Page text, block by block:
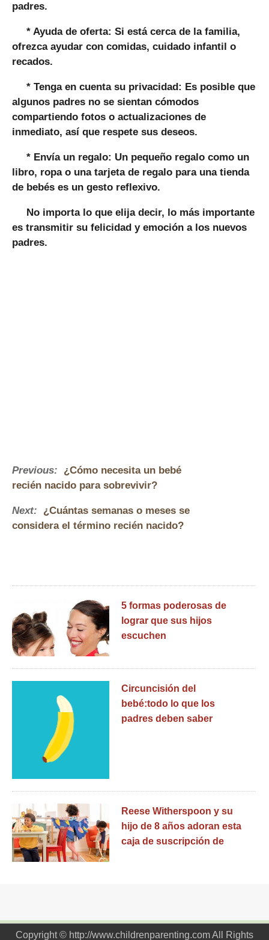
padres.
* Ayuda de oferta: Si está cerca de la familia,
ofrezca ayudar con comidas, cuidado infantil o
recados.
* Tenga en cuenta su privacidad: Es posible que
algunos padres no se sientan cómodos
compartiendo fotos o actualizaciones de
inmediato, así que respete sus deseos.
* Envía un regalo: Un pequeño regalo como un
libro, ropa o una tarjeta de regalo para una tienda
de bebés es un gesto reflexivo.
No importa lo que elija decir, lo más importante
es transmitir su felicidad y emoción a los nuevos
padres.
Previous:
¿Cómo necesita un bebé
recién nacido para sobrevivir?
Next:
¿Cuántas semanas o meses se
considera el término recién nacido?
5 formas poderosas de
lograr que sus hijos
escuchen
Circuncisión del
bebé:todo lo que los
padres deben saber
Reese Witherspoon y su
hijo de 8 años adoran esta
caja de suscripción de
Copyright © http://www.childrenparenting.com All Rights